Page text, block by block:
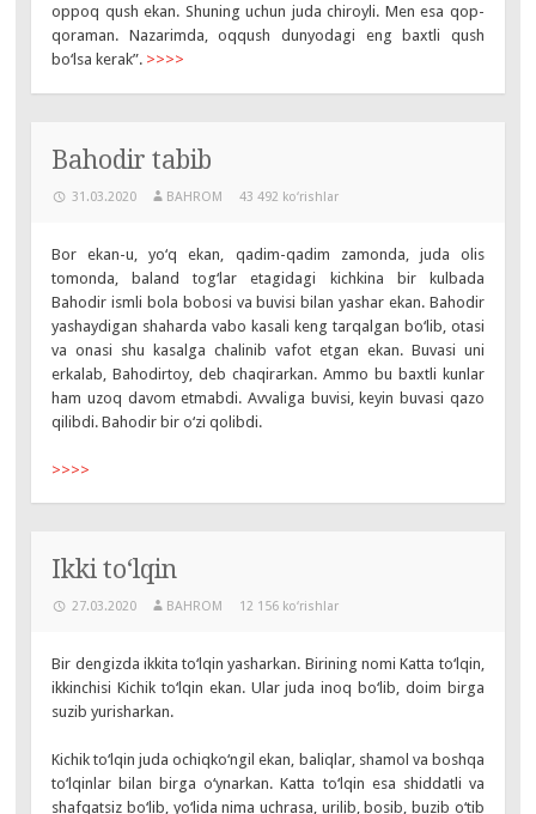
oppoq qush ekan. Shuning uchun juda chiroyli. Men esa qop-
qoraman. Nazarimda, oqqush dunyodagi eng baxtli qush
bo‘lsa kerak”. >>>>
Bahodir tabib
31.03.2020 BAHROM 43 492 ko‘rishlar
Bor ekan-u, yo‘q ekan, qadim-qadim zamonda, juda olis
tomonda, baland tog‘lar etagidagi kichkina bir kulbada
Bahodir ismli bola bobosi va buvisi bilan yashar ekan. Bahodir
yashaydigan shaharda vabo kasali keng tarqalgan bo‘lib, otasi
va onasi shu kasalga chalinib vafot etgan ekan. Buvasi uni
erkalab, Bahodirtoy, deb chaqirarkan. Ammo bu baxtli kunlar
ham uzoq davom etmabdi. Avvaliga buvisi, keyin buvasi qazo
qilibdi. Bahodir bir o‘zi qolibdi.
>>>>
Ikki to‘lqin
27.03.2020 BAHROM 12 156 ko‘rishlar
Bir dengizda ikkita to‘lqin yasharkan. Birining nomi Katta to‘lqin,
ikkinchisi Kichik to‘lqin ekan. Ular juda inoq bo‘lib, doim birga
suzib yurisharkan.
Kichik to‘lqin juda ochiqko‘ngil ekan, baliqlar, shamol va boshqa
to‘lqinlar bilan birga o‘ynarkan. Katta to‘lqin esa shiddatli va
shafqatsiz bo‘lib, yo‘lida nima uchrasa, urilib, bosib, buzib o‘tib